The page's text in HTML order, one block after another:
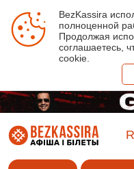
BezKassira
полноценной
Продолжая
соглашаетесь,
cookie.